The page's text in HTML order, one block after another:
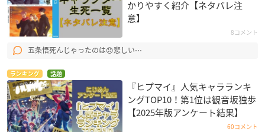
かりやすく紹介【ネタバレ注
意】
8コメント
五条悟死んじゃったのは😞悲しい⋯
ランキング 話題
『ヒプマイ』人気キャラランキ
ングTOP10！第1位は観音坂独歩
【2025年版アンケート結果】
60コメント